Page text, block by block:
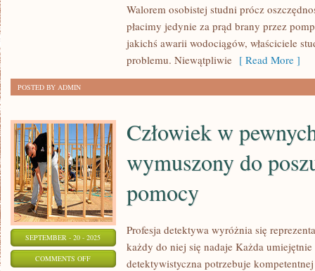
Walorem osobistej studni prócz
płacimy jedynie za prąd brany przez
jakichś awarii wodociągów, właściciele
problemu. Niewątpliwie [ Read More ]
POSTED BY ADMIN
SEPTEMBER - 20 - 2025
COMMENTS OFFON
Człowiek w
wymuszony do
pomocy
Profesja detektywa wyróżnia się
każdy do niej się nadaje Każda
detektywistyczna potrzebuje